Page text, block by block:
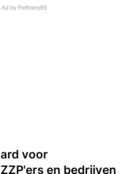
by Refinery89
voor
en bedrijven